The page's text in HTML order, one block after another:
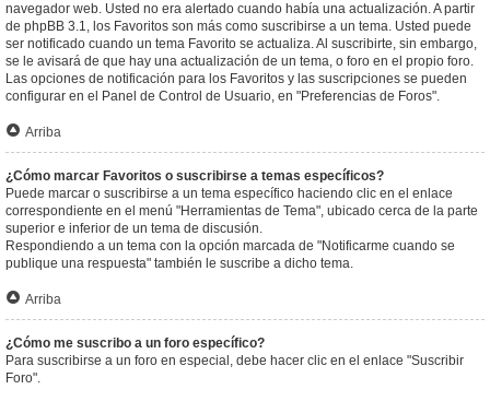
navegador web. Usted no era alertado cuando había una actualización. A partir
de phpBB 3.1, los Favoritos son más como suscribirse a un tema. Usted puede
ser notificado cuando un tema Favorito se actualiza. Al suscribirte, sin embargo,
se le avisará de que hay una actualización de un tema, o foro en el propio foro.
Las opciones de notificación para los Favoritos y las suscripciones se pueden
configurar en el Panel de Control de Usuario, en "Preferencias de Foros".
Arriba
¿Cómo marcar Favoritos o suscribirse a temas específicos?
Puede marcar o suscribirse a un tema específico haciendo clic en el enlace
correspondiente en el menú "Herramientas de Tema", ubicado cerca de la parte
superior e inferior de un tema de discusión.
Respondiendo a un tema con la opción marcada de "Notificarme cuando se
publique una respuesta" también le suscribe a dicho tema.
Arriba
¿Cómo me suscribo a un foro específico?
Para suscribirse a un foro en especial, debe hacer clic en el enlace "Suscribir
Foro".